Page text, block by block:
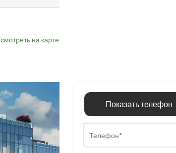
на карте
Показать телефон